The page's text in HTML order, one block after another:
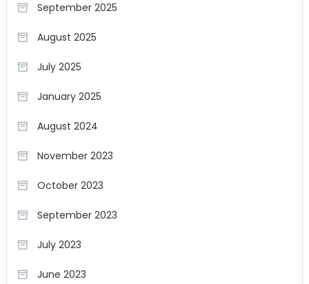
September 2025
August 2025
July 2025
January 2025
August 2024
November 2023
October 2023
September 2023
July 2023
June 2023